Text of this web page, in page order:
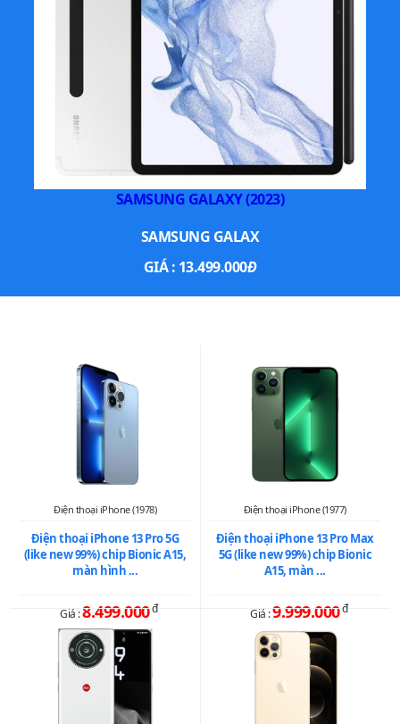
SAMSUNG GALAXY (2023)
SAMSUNG GALAX
GIÁ : 13.499.000Đ
Điện thoại iPhone (1978)
Điện thoại iPhone 13 Pro 5G
(like new 99%) chip Bionic A15,
màn hình ...
Giá :8.499.000đ
Điện thoại iPhone (1977)
Điện thoại iPhone 13 Pro Max
5G (like new 99%) chip Bionic
A15, màn ...
Giá :9.999.000đ